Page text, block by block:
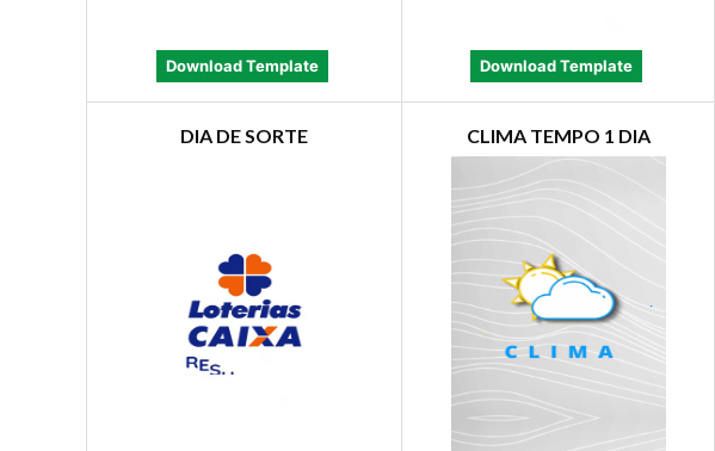
Download Template Download Template
DIA DE SORTE CLIMA TEMPO 1 DIA